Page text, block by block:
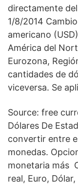
directamente
1/8/2014
americano
América del
Eurozona,
cantidades de
viceversa. Se
Source: free
Dólares De
convertir entre
monedas.
monetaria más
real, Euro,